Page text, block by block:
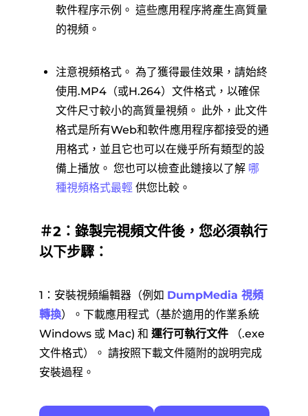
軟件程序示例。 這些應用程序將產生高質量
的視頻。
注意視頻格式。 為了獲得最佳效果，請始終
使用.MP4（或H.264）文件格式，以確保
文件尺寸較小的高質量視頻。 此外，此文件
格式是所有Web和軟件應用程序都接受的通
用格式，並且它也可以在幾乎所有類型的設
備上播放。 您也可以檢查此鏈接以了解 哪
種視頻格式最輕供您比較。
＃2：錄製完視頻文件後，您必須執行
以下步驟：
1：安裝視頻編輯器（例如 DumpMedia 視頻
轉換）。下載應用程式（基於適用的作業系統
Windows 或 Mac) 和 運行可執行文件（.exe
文件格式）。 請按照下載文件隨附的說明完成
安裝過程。